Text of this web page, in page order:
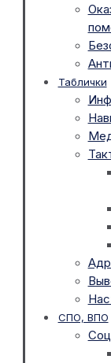
Таблички
СПО, ВПО